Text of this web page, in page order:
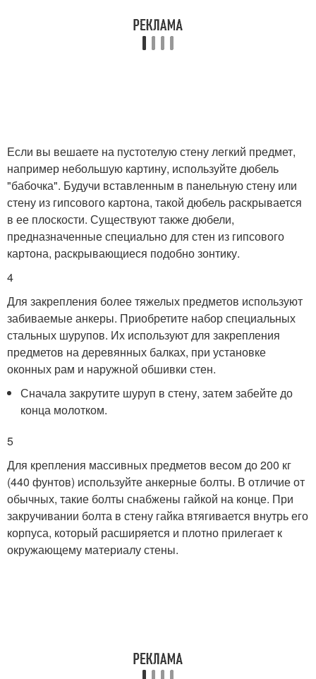
Если вы вешаете на пустотелую стену легкий предмет,
например небольшую картину, используйте дюбель
"бабочка". Будучи вставленным в панельную стену или
стену из гипсового картона, такой дюбель раскрывается
в ее плоскости. Существуют также дюбели,
предназначенные специально для стен из гипсового
картона, раскрывающиеся подобно зонтику.
4
Для закрепления более тяжелых предметов используют
забиваемые анкеры. Приобретите набор специальных
стальных шурупов. Их используют для закрепления
предметов на деревянных балках, при установке
оконных рам и наружной обшивки стен.
Сначала закрутите шуруп в стену, затем забейте до
конца молотком.
5
Для крепления массивных предметов весом до 200 кг
(440 фунтов) используйте анкерные болты. В отличие от
обычных, такие болты снабжены гайкой на конце. При
закручивании болта в стену гайка втягивается внутрь его
корпуса, который расширяется и плотно прилегает к
окружающему материалу стены.